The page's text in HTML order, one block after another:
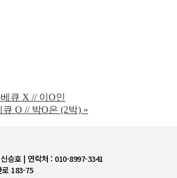
큐 X // 이O인
O // 박O은 (2박) »
승호 | 연락처 : 010-8997-3341
183-75